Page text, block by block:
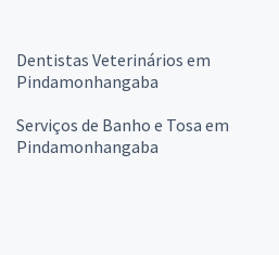
Dentistas Veterinários em
Pindamonhangaba
Serviços de Banho e Tosa em
Pindamonhangaba